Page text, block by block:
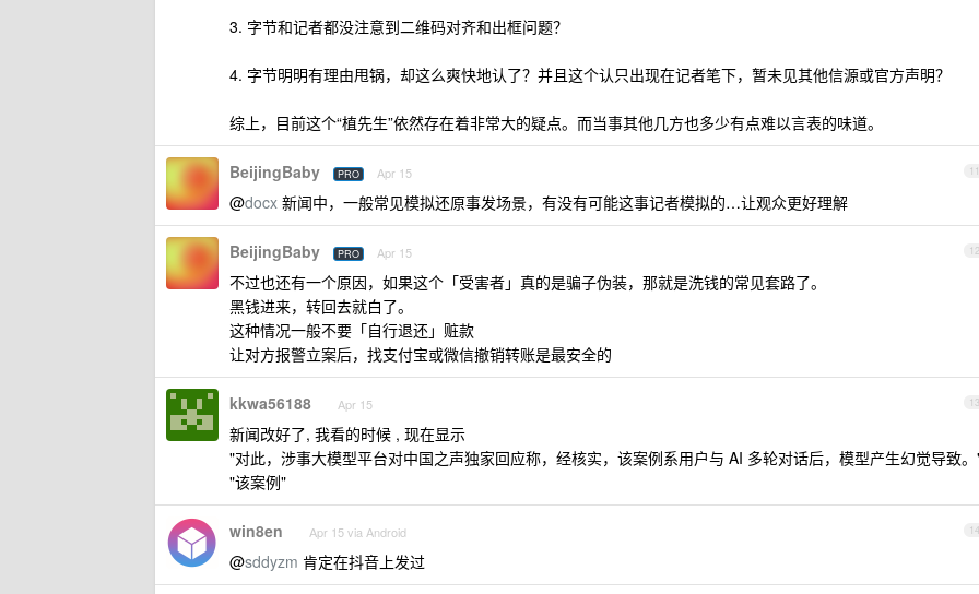
3. 字节和记者都没注意到二维码对齐和出框问题？
4. 字节明明有理由甩锅，却这么爽快地认了？并且这个认只出现在记者笔下，暂未见其他信源或官方声明？
综上，目前这个“植先生”依然存在着非常大的疑点。而当事其他几方也多少有点难以言表的味道。
11
BeijingBaby PRO Apr 15
@docx 新闻中，一般常见模拟还原事发场景，有没有可能这事记者模拟的…让观众更好理解
12
BeijingBaby PRO Apr 15
不过也还有一个原因，如果这个「受害者」真的是骗子伪装，那就是洗钱的常见套路了。
黑钱进来，转回去就白了。
这种情况一般不要「自行退还」赃款
让对方报警立案后，找支付宝或微信撤销转账是最安全的
13
kkwa56188 Apr 15
新闻改好了, 我看的时候 , 现在显示
"对此，涉事大模型平台对中国之声独家回应称，经核实，该案例系用户与 AI 多轮对话后，模型产生幻觉导致
"该案例"
14
win8en Apr 15 via Android
@sddyzm 肯定在抖音上发过